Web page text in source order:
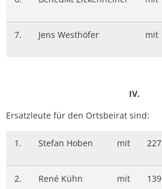
7. Jens Westhöfer mit
IV.
Ersatzleute für den Ortsbeirat sind:
1. Stefan Hoben mit 227
2. René Kühn mit 139